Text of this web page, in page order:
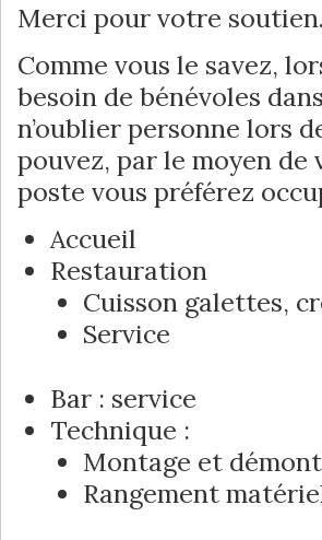
Merci pour votre soutien.
Comme vous le savez,
besoin de bénévoles
n’oublier personne lors
pouvez, par le moyen
poste vous préférez
Accueil
Restauration
Cuisson galettes,
Service
Bar : service
Technique :
Montage et
Rangement